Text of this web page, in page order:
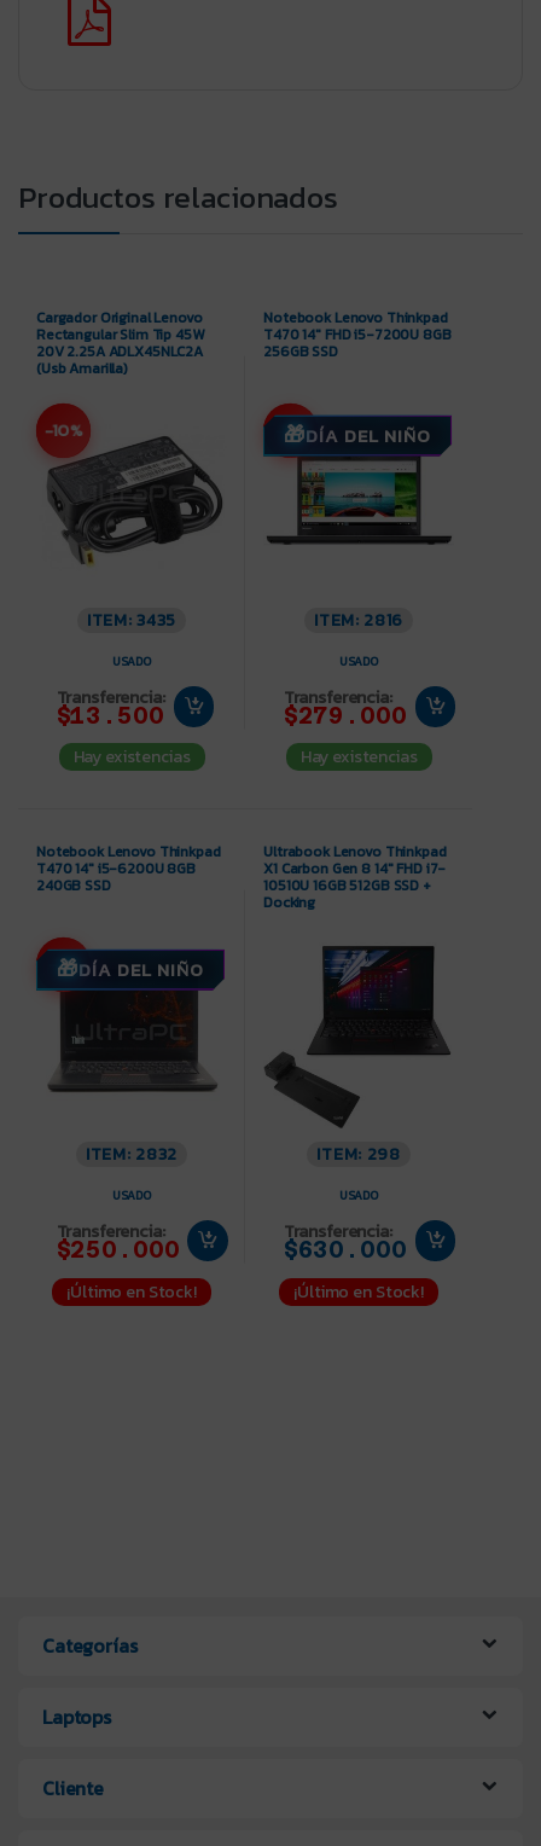
Productos relacionados
Cargador Original Lenovo
Rectangular Slim Tip 45W
20V 2.25A ADLX45NLC2A
(Usb Amarilla)
-10%
ITEM: 3435
USADO
Transferencia:
$13.500
Hay existencias
Notebook Lenovo Thinkpad
T470 14″ FHD i5-7200U 8GB
256GB SSD
-11%DÍA DEL NIÑO
ITEM: 2816
USADO
Transferencia:
$279.000
Hay existencias
Notebook Lenovo Thinkpad
T470 14″ i5-6200U 8GB
240GB SSD
-7%DÍA DEL NIÑO
ITEM: 2832
USADO
Transferencia:
$250.000
¡Último en Stock!
Ultrabook Lenovo Thinkpad
X1 Carbon Gen 8 14″ FHD i7-
10510U 16GB 512GB SSD +
Docking
ITEM: 298
USADO
Transferencia:
$630.000
¡Último en Stock!
Categorías
Laptops
Cliente